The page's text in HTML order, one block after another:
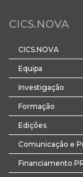
CICS.NOVA
CICS.NOVA
Equipa
Investigação
Formação
Edições
Comunicação e
Financiamento